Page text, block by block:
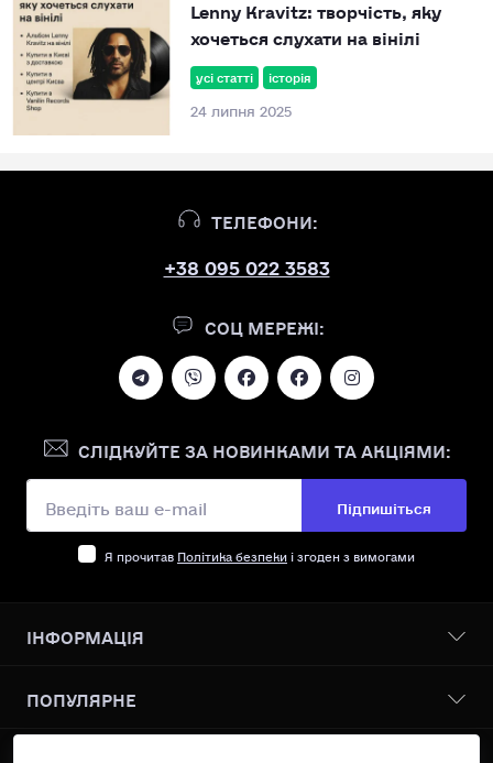
усі статті історія
24 липня 2025
Lenny Kravitz: творчість, яку
хочеться слухати на вінілі
ТЕЛЕФОНИ:
+38 095 022 3583
СОЦ МЕРЕЖІ:
СЛІДКУЙТЕ ЗА НОВИНКАМИ ТА АКЦІЯМИ:
Підпишіться
Я прочитав Політика безпеки і згоден з вимогами
ІНФОРМАЦІЯ
Про нас
Доставка І оплата
ПОПУЛЯРНЕ
Всі товари